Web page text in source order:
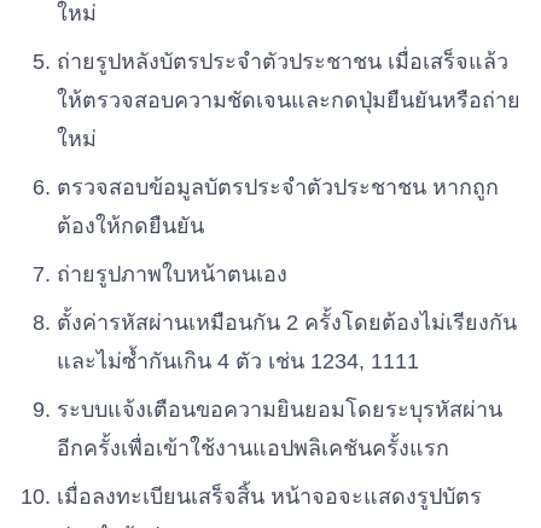
เบอร์ 50 พรรคพลังปวงชนไทย
เบอร์ 52
เบอร์ 53 พรรคพลังสังคม
เบอร์ 54 พรรคภราดรภาพ
ใหม่
ถ่ายรูปหลังบัตรประจำตัวประชาชน เมื่อเสร็จแล้ว
ให้ตรวจสอบความชัดเจนและกดปุ่มยืนยันหรือถ่าย
ใหม่
ตรวจสอบข้อมูลบัตรประจำตัวประชาชน หากถูก
ต้องให้กดยืนยัน
ถ่ายรูปภาพใบหน้าตนเอง
ตั้งค่ารหัสผ่านเหมือนกัน 2 ครั้งโดยต้องไม่เรียงกัน
และไม่ซ้ำกันเกิน 4 ตัว เช่น 1234, 1111
ระบบแจ้งเตือนขอความยินยอมโดยระบุรหัสผ่าน
อีกครั้งเพื่อเข้าใช้งานแอปพลิเคชันครั้งแรก
เมื่อลงทะเบียนเสร็จสิ้น หน้าจอจะแสดงรูปบัตร